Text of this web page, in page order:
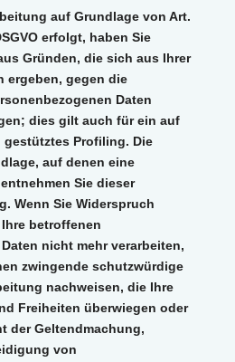
auf Grundlage von Art.
erfolgt, haben Sie
Gründen, die sich aus Ihrer
ergeben, gegen die
Daten
dies gilt auch für ein auf
gestütztes Profiling. Die
auf denen eine
Sie dieser
Wenn Sie Widerspruch
betroffenen
nicht mehr verarbeiten,
zwingende schutzwürdige
nachweisen, die Ihre
Freiheiten überwiegen oder
der Geltendmachung,
von